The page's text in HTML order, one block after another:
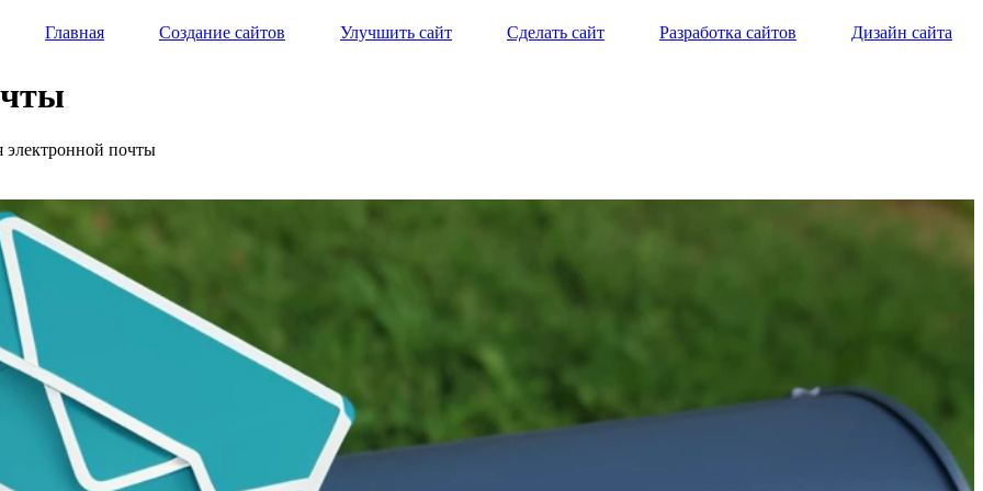
Главная Создание сайтов Улучшить сайт Сделать сайт Разработка сайтов Дизайн сайта
электронной почты